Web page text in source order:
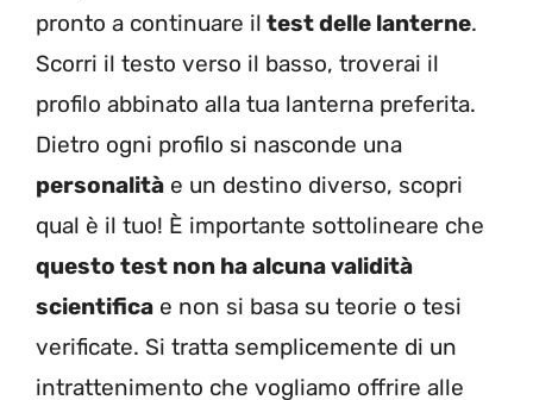
pronto a continuare il test delle lanterne.
Scorri il testo verso il basso, troverai il
profilo abbinato alla tua lanterna preferita.
Dietro ogni profilo si nasconde una
personalità e un destino diverso, scopri
qual è il tuo! È importante sottolineare che
questo test non ha alcuna validità
scientifica e non si basa su teorie o tesi
verificate. Si tratta semplicemente di un
intrattenimento che vogliamo offrire alle